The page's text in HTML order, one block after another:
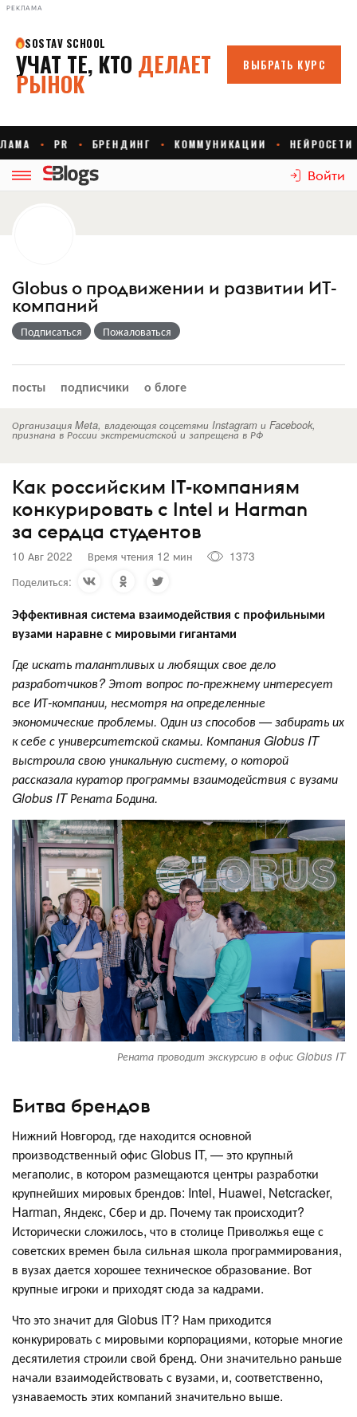
РЕКЛАМА
Войти
Globus о продвижении и развитии ИТ-
компаний
Подписаться Пожаловаться
посты подписчики о блоге
Организация Meta, владеющая соцсетями Instagram и Facebook,
признана в России экстремистской и запрещена в РФ
Как российским IT-компаниям
конкурировать с Intel и Harman
за сердца студентов
10 Авг 2022 Время чтения 12 мин
1373
Поделиться:
Эффективная система взаимодействия с профильными
вузами наравне с мировыми гигантами
Где искать талантливых и любящих свое дело
разработчиков? Этот вопрос по-прежнему интересует
все ИТ-компании, несмотря на определенные
экономические проблемы. Один из способов — забирать их
к себе с университетской скамьи. Компания Globus IT
выстроила свою уникальную систему, о которой
рассказала куратор программы взаимодействия с вузами
Globus IT Рената Бодина.
Рената проводит экскурсию в офис Globus IT
Битва брендов
Нижний Новгород, где находится основной
производственный офис Globus IT, — это крупный
мегаполис, в котором размещаются центры разработки
крупнейших мировых брендов: Intel, Huawei, Netcracker,
Harman, Яндекс, Сбер и др. Почему так происходит?
Исторически сложилось, что в столице Приволжья еще с
советских времен была сильная школа программирования,
в вузах дается хорошее техническое образование. Вот
крупные игроки и приходят сюда за кадрами.
Что это значит для Globus IT? Нам приходится
конкурировать с мировыми корпорациями, которые многие
десятилетия строили свой бренд. Они значительно раньше
начали взаимодействовать с вузами, и, соответственно,
узнаваемость этих компаний значительно выше.